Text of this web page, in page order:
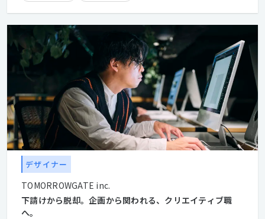
デザイナー
TOMORROWGATE inc.
下請けから脱却。企画から関われる、クリエイティブ職
へ。